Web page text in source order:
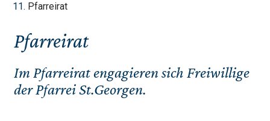
Pfarreirat
Pfarreirat
Im Pfarreirat engagieren sich Freiwillige
der Pfarrei St.Georgen.